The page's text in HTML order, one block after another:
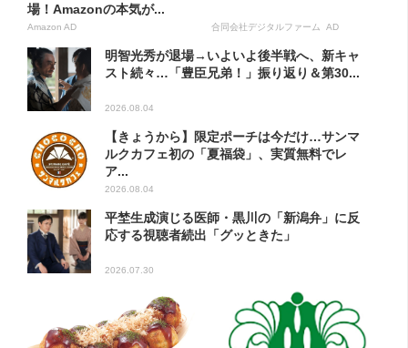
場！Amazonの本気が...
Amazon AD 合同会社デジタルファーム AD
明智光秀が退場→いよいよ後半戦へ、新キャ
スト続々…「豊臣兄弟！」振り返り＆第30...
2026.08.04
【きょうから】限定ポーチは今だけ…サンマ
ルクカフェ初の「夏福袋」、実質無料でレ
ア...
2026.08.04
平埜生成演じる医師・黒川の「新潟弁」に反
応する視聴者続出「グッときた」
2026.07.30